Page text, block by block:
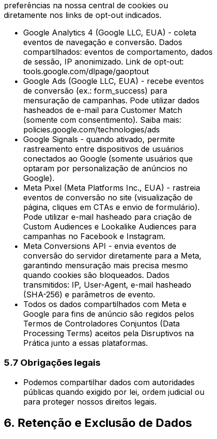
preferências na nossa central de cookies ou
diretamente nos links de opt-out indicados.
Google Analytics 4 (Google LLC, EUA) - coleta
eventos de navegação e conversão. Dados
compartilhados: eventos de comportamento, dados
de sessão, IP anonimizado. Link de opt-out:
tools.google.com/dlpage/gaoptout
Google Ads (Google LLC, EUA) - recebe eventos
de conversão (ex.: form_success) para
mensuração de campanhas. Pode utilizar dados
hasheados de e-mail para Customer Match
(somente com consentimento). Saiba mais:
policies.google.com/technologies/ads
Google Signals - quando ativado, permite
rastreamento entre dispositivos de usuários
conectados ao Google (somente usuários que
optaram por personalização de anúncios no
Google).
Meta Pixel (Meta Platforms Inc., EUA) - rastreia
eventos de conversão no site (visualização de
página, cliques em CTAs e envio de formulário).
Pode utilizar e-mail hasheado para criação de
Custom Audiences e Lookalike Audiences para
campanhas no Facebook e Instagram.
Meta Conversions API - envia eventos de
conversão do servidor diretamente para a Meta,
garantindo mensuração mais precisa mesmo
quando cookies são bloqueados. Dados
transmitidos: IP, User-Agent, e-mail hasheado
(SHA-256) e parâmetros de evento.
Todos os dados compartilhados com Meta e
Google para fins de anúncio são regidos pelos
Termos de Controladores Conjuntos (Data
Processing Terms) aceitos pela Disruptivos na
Prática junto a essas plataformas.
5.7 Obrigações legais
Podemos compartilhar dados com autoridades
públicas quando exigido por lei, ordem judicial ou
para proteger nossos direitos legais.
6. Retenção e Exclusão de Dados